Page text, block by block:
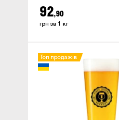
92,90
грн за 1 кг
Топ продажів